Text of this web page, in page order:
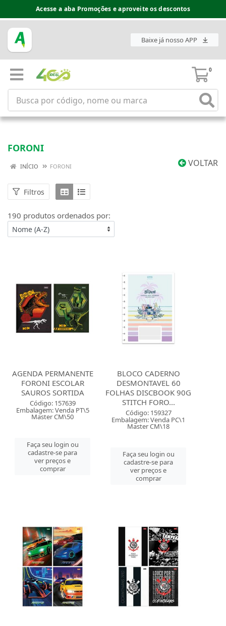
Espaço do Fornecedor disponível no acesso superior
Baixe já nosso APP
0
FORONI
VOLTAR
INÍCIO FORONI
Filtros
190 produtos ordenados por:
AGENDA PERMANENTE
FORONI ESCOLAR
SAUROS SORTIDA
Código: 157639
Embalagem: Venda PT\5
Master CM\50
Faça seu login ou
cadastre-se para
ver preços e
comprar
BLOCO CADERNO
DESMONTAVEL 60
FOLHAS DISCBOOK 90G
STITCH FORO...
Código: 159327
Embalagem: Venda PC\1
Master CM\18
Faça seu login ou
cadastre-se para
ver preços e
comprar